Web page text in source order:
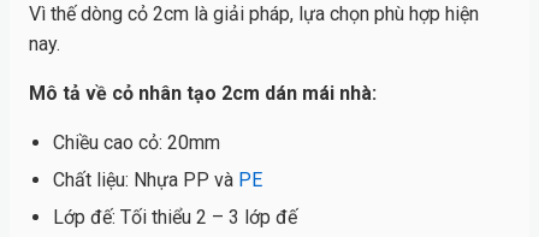
Vì thế dòng cỏ 2cm là giải pháp, lựa chọn phù hợp hiện
nay.
Mô tả về cỏ nhân tạo 2cm dán mái nhà:
Chiều cao cỏ: 20mm
Chất liệu: Nhựa PP và PE
Lớp đế: Tối thiểu 2 – 3 lớp đế